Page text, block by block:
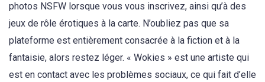
photos NSFW lorsque vous vous inscrivez, ainsi qu’à des
jeux de rôle érotiques à la carte. N’oubliez pas que sa
plateforme est entièrement consacrée à la fiction et à la
fantaisie, alors restez léger. « Wokies » est une artiste qui
est en contact avec les problèmes sociaux, ce qui fait d’elle